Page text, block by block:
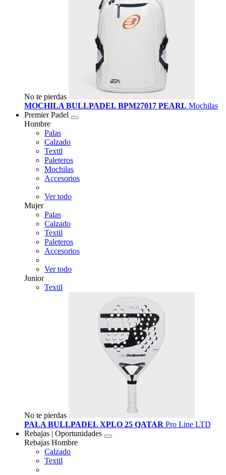
No te pierdas
MOCHILA BULLPADEL BPM27017 PEARL Mochilas
Premier Padel
Hombre
Palas
Calzado
Textil
Paleteros
Mochilas
Accesorios
Ver todo
Mujer
Palas
Calzado
Textil
Paleteros
Accesorios
Ver todo
Junior
Textil
No te pierdas
PALA BULLPADEL XPLO 25 QATAR Pro Line LTD
Rebajas | Oportunidades
Rebajas Hombre
Calzado
Textil